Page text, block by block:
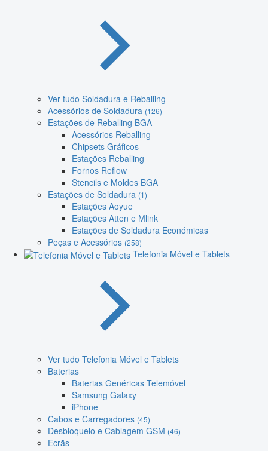
Ver tudo Soldadura e Reballing
Acessórios de Soldadura (126)
Estações de Reballing BGA
Acessórios Reballing
Chipsets Gráficos
Estações Reballing
Fornos Reflow
Stencils e Moldes BGA
Estações de Soldadura (1)
Estações Aoyue
Estações Atten e Mlink
Estações de Soldadura Económicas
Peças e Acessórios (258)
Telefonia Móvel e Tablets
Ver tudo Telefonia Móvel e Tablets
Baterias
Baterias Genéricas Telemóvel
Samsung Galaxy
iPhone
Cabos e Carregadores (45)
Desbloqueio e Cablagem GSM (46)
Ecrãs